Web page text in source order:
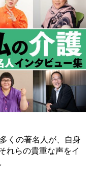
くの著名人が、自身
れらの貴重な声をイ